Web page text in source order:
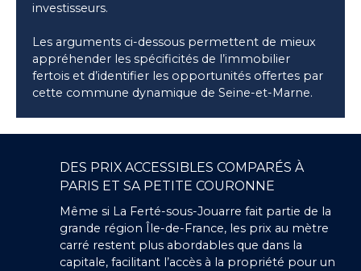
investisseurs.
Les arguments ci-dessous permettent de mieux
appréhender les spécificités de l’immobilier
fertois et d’identifier les opportunités offertes par
cette commune dynamique de Seine-et-Marne.
DES PRIX ACCESSIBLES COMPARÉS À
PARIS ET SA PETITE COURONNE
Même si La Ferté-sous-Jouarre fait partie de la
grande région Île-de-France, les prix au mètre
carré restent plus abordables que dans la
capitale, facilitant l’accès à la propriété pour un